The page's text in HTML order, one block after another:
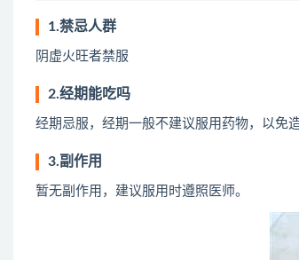
1.禁忌人群
阴虚火旺者禁服
2.经期能吃吗
经期忌服，经期一般不建议服用药物，以免
3.副作用
暂无副作用，建议服用时遵照医师。